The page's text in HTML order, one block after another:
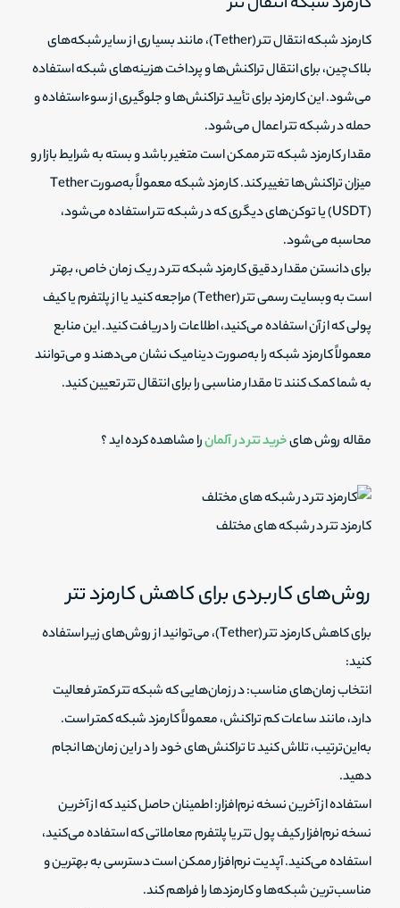
کارمزد شبکه انتقال تتر (Tether)، مانند بسیاری از سایر شبکه‌های
بلاک‌چین، برای انتقال تراکنش‌ها و پرداخت هزینه‌های شبکه استفاده
می‌شود. این کارمزد برای تأیید تراکنش‌ها و جلوگیری از سوءاستفاده و
حمله در شبکه تتر اعمال می‌شود.
مقدار کارمزد شبکه تتر ممکن است متغیر باشد و بسته به شرایط بازار و
میزان تراکنش‌ها تغییر کند. کارمزد شبکه معمولاً به‌صورت Tether
(USDT) یا توکن‌های دیگری که در شبکه تتر استفاده می‌شود،
محاسبه می‌شود.
برای دانستن مقدار دقیق کارمزد شبکه تتر در یک زمان خاص، بهتر
است به وبسایت رسمی تتر (Tether) مراجعه کنید یا از پلتفرم یا کیف
پولی که از آن استفاده می‌کنید، اطلاعات را دریافت کنید. این منابع
معمولاً کارمزد شبکه را به‌صورت دینامیک نشان می‌دهند و می‌توانند
به شما کمک کنند تا مقدار مناسبی را برای انتقال تتر تعیین کنید.
مقاله روش هایخرید تتر در آلمانرا مشاهده کرده اید ؟
کارمزد تتر در شبکه های مختلف
روش‌های کاربردی برای کاهش کارمزد تتر
برای کاهش کارمزد تتر (Tether)، می‌توانید از روش‌های زیر استفاده
کنید:
انتخاب زمان‌های مناسب: در زمان‌هایی که شبکه تتر کمتر فعالیت
دارد، مانند ساعات کم تراکنش، معمولاً کارمزد شبکه کمتر است.
به‌این‌ترتیب، تلاش کنید تا تراکنش‌های خود را در این زمان‌ها انجام
دهید.
استفاده از آخرین نسخه نرم‌افزار: اطمینان حاصل کنید که از آخرین
نسخه نرم‌افزار کیف پول تتر یا پلتفرم معاملاتی که استفاده می‌کنید،
استفاده می‌کنید. آپدیت نرم‌افزار ممکن است دسترسی به بهترین و
مناسب‌ترین شبکه‌ها و کارمزدها را فراهم کند.